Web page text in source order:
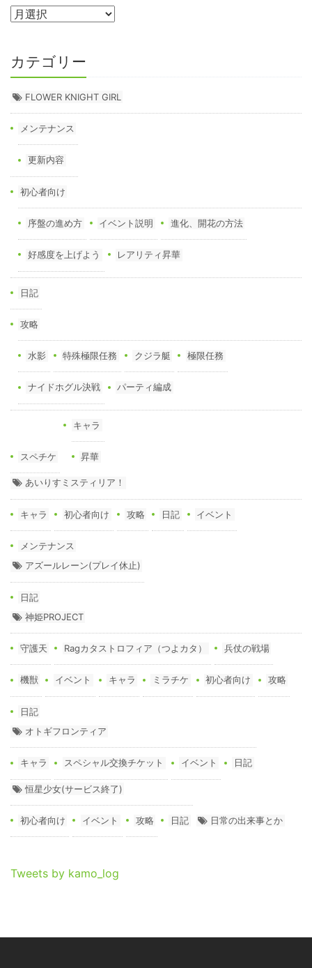
カテゴリー
FLOWER KNIGHT GIRL
メンテナンス
更新内容
初心者向け
序盤の進め方 イベント説明 進化、開花の方法
好感度を上げよう レアリティ昇華
日記
攻略
水影 特殊極限任務 クジラ艇 極限任務
ナイドホグル決戦 パーティ編成
スペチケ
キャラ
昇華
あいりすミスティリア！
キャラ 初心者向け 攻略 日記 イベント
メンテナンス
アズールレーン(プレイ休止)
日記
神姫PROJECT
守護天 Ragカタストロフィア（つよカタ） 兵仗の戦場
機獣 イベント キャラ ミラチケ 初心者向け 攻略
日記
オトギフロンティア
キャラ スペシャル交換チケット イベント 日記
恒星少女(サービス終了)
初心者向け イベント 攻略 日記 日常の出来事とか
Tweets by kamo_log